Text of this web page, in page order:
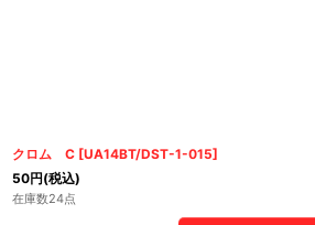
クロム C [UA14BT/DST-1-015]
50円(税込)
在庫数24点